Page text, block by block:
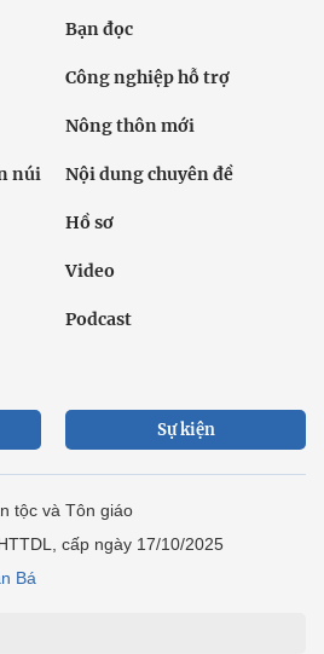
Bạn đọc
Công nghiệp hỗ trợ
Nông thôn mới
núi Nội dung chuyên đề
Hồ sơ
Video
Podcast
Sự kiện
tộc và Tôn giáo
cấp ngày 17/10/2025
Bá